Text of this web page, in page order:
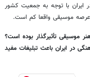
ایران با توجه به‌ جمعیت کشور
موسیقی واقعا کم است.
موسیقی تأثیرگذار بوده است؟
در ایران باعث تبلیغات مفید